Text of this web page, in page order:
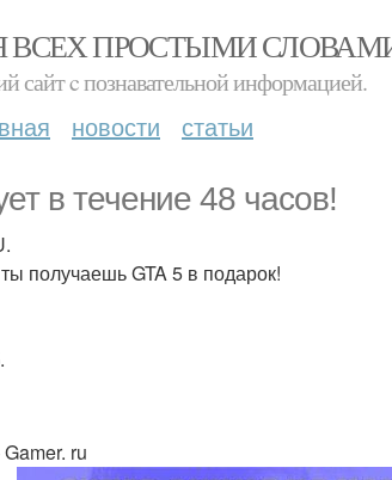
ВСЕХ ПРОСТЫМИ
сайт c познавательной информацией.
новости статьи
в течение 48 часов!
получаешь GTA 5 в подарок!
ru